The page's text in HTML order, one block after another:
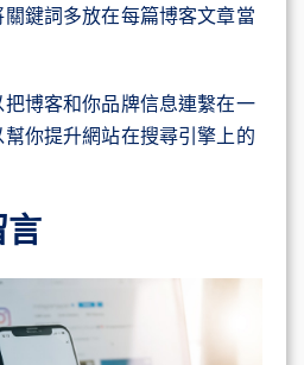
鍵詞多放在每篇博客文章當
博客和你品牌信息連繫在一
你提升網站在搜尋引擎上的